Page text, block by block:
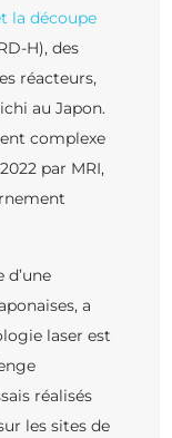
la découpe
H), des
réacteurs,
au Japon.
complexe
par MRI,
a
laser est
réalisés
les sites de